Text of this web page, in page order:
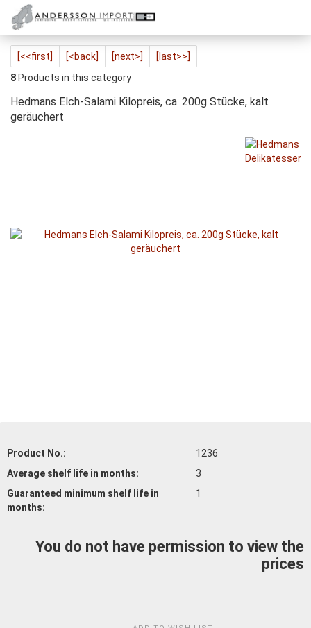
[<<first] [<back] [next>]
[last>>]
8 Products in this category
Hedmans Elch-Salami Kilopreis, ca. 200g Stücke, kalt
geräuchert
Product No.:
1236
Average shelf life in months:
3
Guaranteed minimum shelf life in
months:
1
You do not have permission to view the
prices